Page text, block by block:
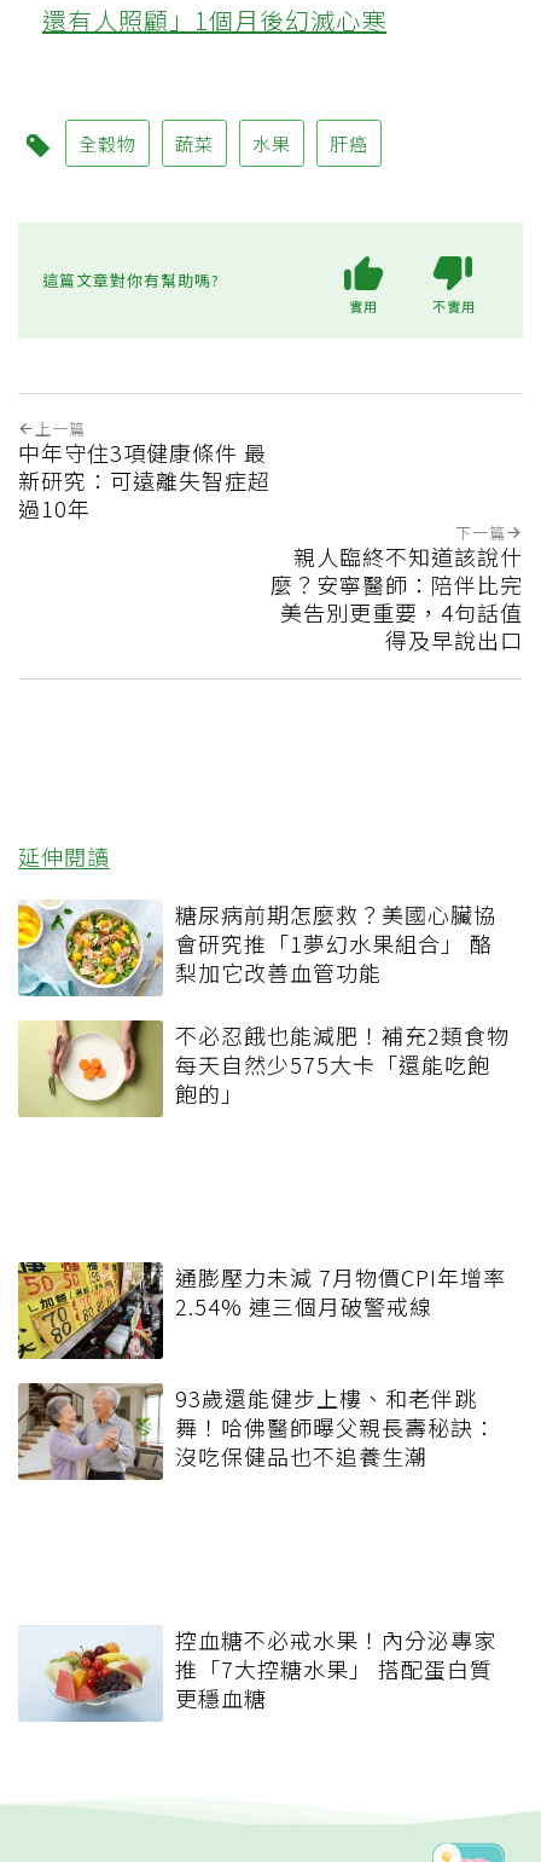
還有人照顧」1個月後幻滅心寒
全穀物 蔬菜 水果 肝癌
這篇文章對你有幫助嗎?
實用 不實用
上一篇
中年守住3項健康條件 最
新研究：可遠離失智症超
過10年
下一篇
親人臨終不知道該說什
麼？安寧醫師：陪伴比完
美告別更重要，4句話值
得及早說出口
延伸閱讀
糖尿病前期怎麼救？美國心臟協
會研究推「1夢幻水果組合」 酪
梨加它改善血管功能
不必忍餓也能減肥！補充2類食物
每天自然少575大卡「還能吃飽
飽的」
通膨壓力未減 7月物價CPI年增率
2.54% 連三個月破警戒線
93歲還能健步上樓、和老伴跳
舞！哈佛醫師曝父親長壽秘訣：
沒吃保健品也不追養生潮
控血糖不必戒水果！內分泌專家
推「7大控糖水果」 搭配蛋白質
更穩血糖